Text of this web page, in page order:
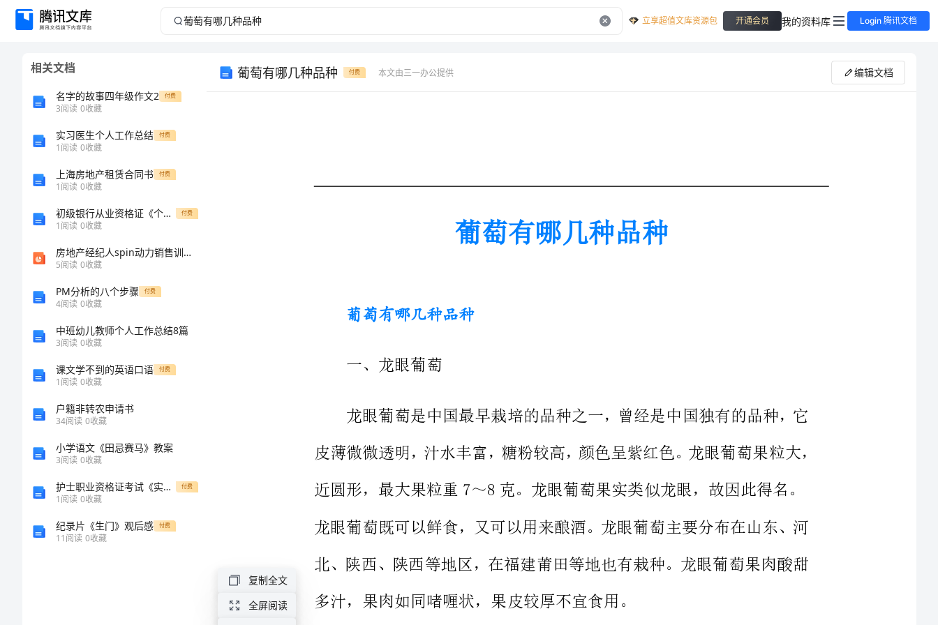
葡
立享超值文库资源包 开通会员 我的资料库 Login 腾讯文档
相关文档
名字的故事四年级作文2 付费
3阅读 0收藏
实习医生个人工作总结 付费
1阅读 0收藏
上海房地产租赁合同书 付费
1阅读 0收藏
初级银行从业资格证《个人理财》考前检测试卷C卷 附解析 付费
1阅读 0收藏
房地产经纪人spin动力销售训练ppt培训课件
5阅读 0收藏
PM分析的八个步骤 付费
4阅读 0收藏
中班幼儿教师个人工作总结8篇
3阅读 0收藏
课文学不到的英语口语 付费
1阅读 0收藏
户籍非转农申请书
34阅读 0收藏
小学语文《田忌赛马》教案
3阅读 0收藏
护士职业资格证考试《实践能力》考前冲刺试题A卷 附解析 付费
1阅读 0收藏
纪录片《生门》观后感 付费
11阅读 0收藏
葡萄有哪几种品种 付费 本文由三一办公提供 编辑文档
萄之王”的美称。巨峰葡萄适应性强，抗病和抗寒性能好，所以易于栽
葡萄有哪几种品种
龙眼葡萄既可以鲜食，又可以用来酿酒。龙眼葡萄主要分布在山东、河
复制全文
全屏阅读